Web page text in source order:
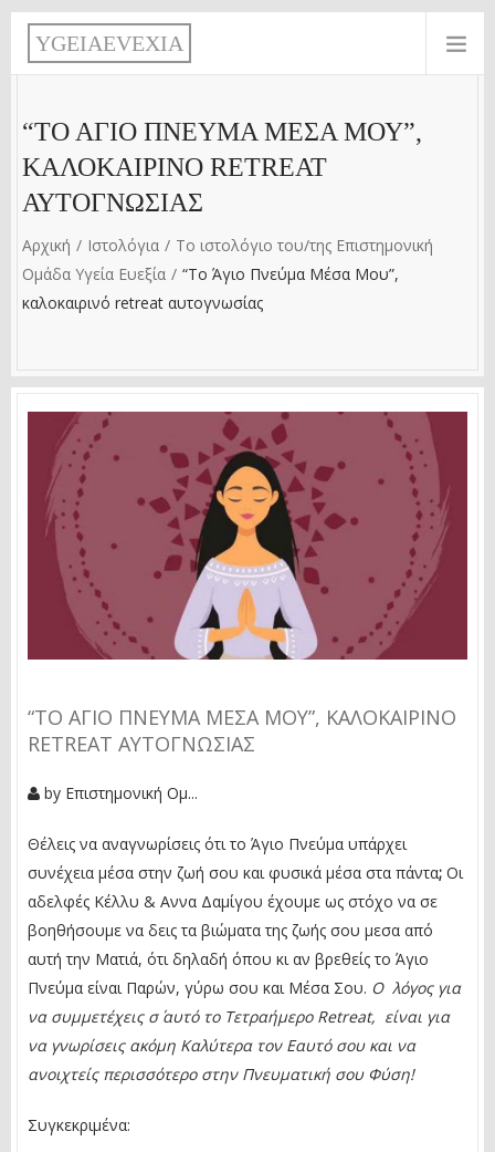
Παράκαμψη προς το κυρίως περιεχόμενο
YGEIAEVEXIA
“ΤΟ ΆΓΙΟ ΠΝΕΎΜΑ MΈΣΑ MΟΥ”,
ΚΑΛΟΚΑΙΡΙΝΌ RETREAT
ΑΥΤΟΓΝΩΣΊΑΣ
Αρχική Ιστολόγια
Το ιστολόγιο του/της Επιστημονική
Ομάδα Υγεία Ευεξία
“Το Άγιο Πνεύμα Mέσα Mου”,
καλοκαιρινό retreat αυτογνωσίας
“ΤΟ ΆΓΙΟ ΠΝΕΎΜΑ MΈΣΑ MΟΥ”, ΚΑΛΟΚΑΙΡΙΝΌ
RETREAT ΑΥΤΟΓΝΩΣΊΑΣ
by Επιστημονική Ομ...
Θέλεις να αναγνωρίσεις ότι το Άγιο Πνεύμα υπάρχει
συνέχεια μέσα στην ζωή σου και φυσικά μέσα στα πάντα; Oι
αδελφές Κέλλυ & Αννα Δαμίγου έχουμε ως στόχο να σε
βοηθήσουμε να δεις τα βιώματα της ζωής σου μεσα από
αυτή την Ματιά, ότι δηλαδή όπου κι αν βρεθείς το Άγιο
Πνεύμα είναι Παρών, γύρω σου και Μέσα Σου. Ο λόγος για
να συμμετέχεις σ΄ αυτό το Tετραήμερο Retreat, είναι για
να γνωρίσεις ακόμη Καλύτερα τον Εαυτό σου και να
ανοιχτείς περισσότερο στην Πνευματική σου Φύση!
Συγκεκριμένα: